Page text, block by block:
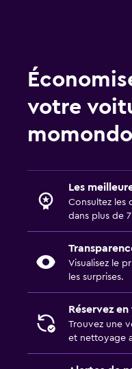
votre
momondo
Les
Consultez les
dans plus de
Visualisez le
les surprises.
Réservez
Trouvez une
et nettoyage